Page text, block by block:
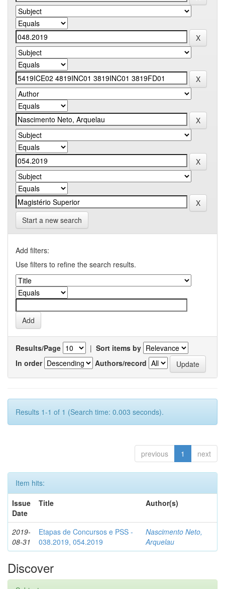
Start a new search
Add filters:
Use filters to refine the search results.
Results/Page | Sort items by
In order
Authors/record
Results 1-1 of 1 (Search time: 0.003 seconds).
previous 1 next
Item hits:
Issue
Date
Title Author(s)
2019-
08-31
Etapas de Concursos e PSS -
038.2019, 054.2019
Nascimento Neto,
Arquelau
Discover